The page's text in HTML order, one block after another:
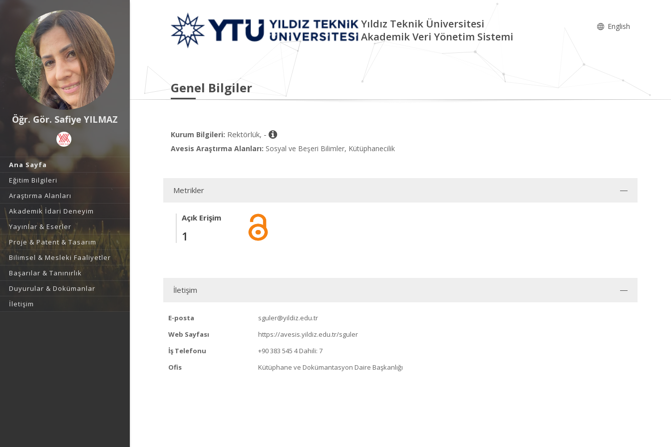
Öğr. Gör. Safiye YILMAZ
Ana Sayfa
Eğitim Bilgileri
Araştırma Alanları
Akademik İdari Deneyim
Yayınlar & Eserler
Proje & Patent & Tasarım
Bilimsel & Mesleki Faaliyetler
Başarılar & Tanınırlık
Duyurular & Dokümanlar
İletişim
Yıldız Teknik Üniversitesi
Akademik Veri Yönetim Sistemi
English
Genel Bilgiler
Kurum Bilgileri: Rektörlük, -
Avesis Araştırma Alanları: Sosyal ve Beşeri Bilimler, Kütüphanecilik
Metrikler
Açık Erişim
1
İletişim
E-posta
sguler@yildiz.edu.tr
Web Sayfası
https://avesis.yildiz.edu.tr/sguler
İş Telefonu
+90 383 545 4Dahili: 7
Ofis
Kütüphane ve Dokümantasyon Daire Başkanlığı